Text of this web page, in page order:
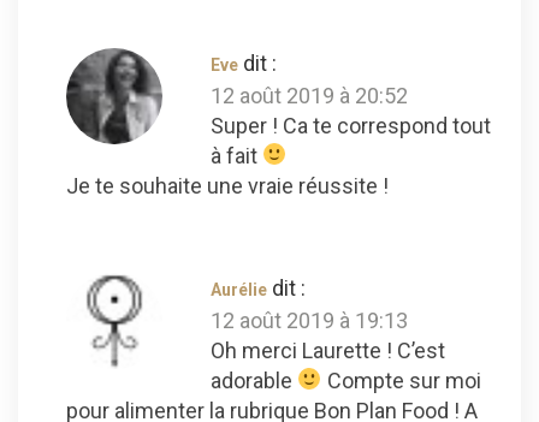
Eve dit :
12 août 2019 à 20:52
Super ! Ca te correspond tout
à fait
Je te souhaite une vraie réussite !
Aurélie dit :
12 août 2019 à 19:13
Oh merci Laurette ! C’est
adorable
Compte sur moi
pour alimenter la rubrique Bon Plan Food ! A